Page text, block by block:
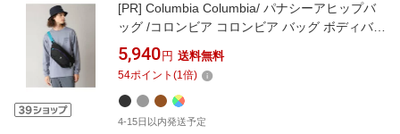
[PR] Columbia Columbia/ パナシーアヒップバ
ッグ /コロンビア コロンビア バッグ ボディバッ
グ・ウエストポーチ ブラック グレー ブラウン
【送料無料】
5,940 円 送料無料
54ポイント (1倍)
4-15日以内発送予定